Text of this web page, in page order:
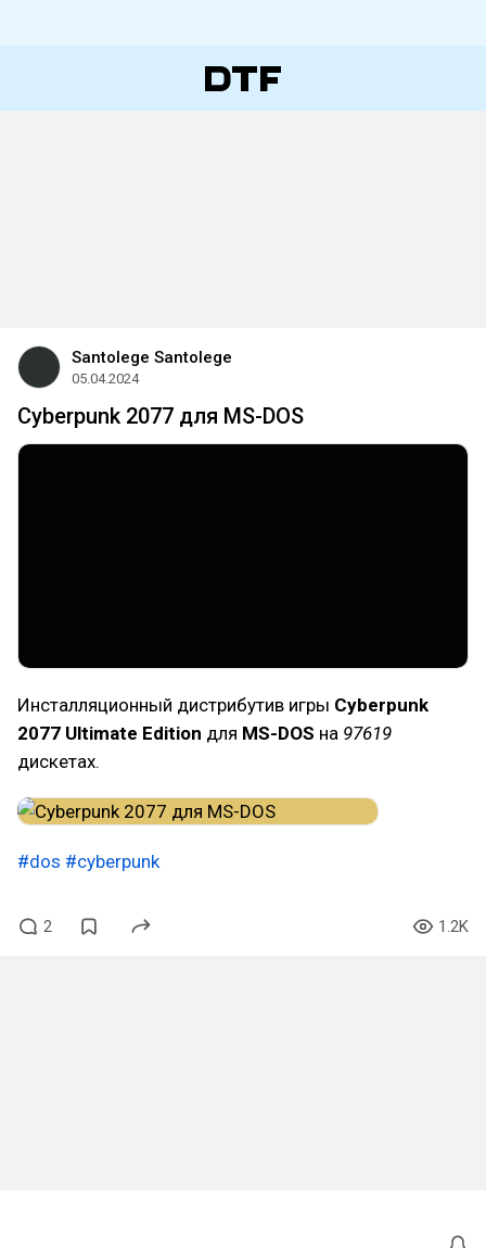
Santolege Santolege
05.04.2024
Cyberpunk 2077 для MS-DOS
Инсталляционный дистрибутив игры Cyberpunk
2077 Ultimate Edition для MS-DOS на 97619
дискетах.
#dos #cyberpunk
2 1.2K